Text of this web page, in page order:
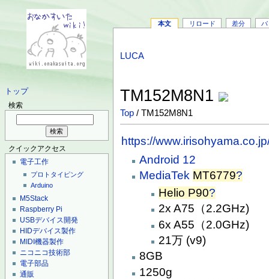
トップ
検索
クイックアクセス
電子工作
プロトタイピング
Arduino
M5Stack
Raspberry Pi
USBデバイス開発
HIDデバイス製作
MIDI機器製作
ニコニコ技術部
電子部品
通販
本文 リロード 差分 バ
LUCA
TM152M8N1
Top / TM152M8N1
https://
Android 12
MediaTek MT6779?
Helio P90?
2x A75（2.2GHz)
6x A55（2.0GHz)
21万 (v9)
8GB
1250g